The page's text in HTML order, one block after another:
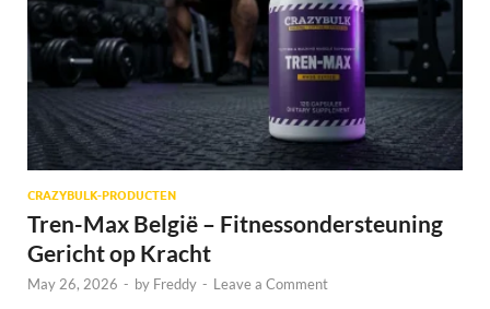
CRAZYBULK-PRODUCTEN
Tren-Max België – Fitnessondersteuning
Gericht op Kracht
May 26, 2026 - by Freddy - Leave a Comment